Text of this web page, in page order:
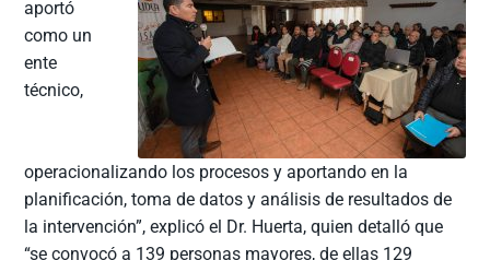
aportó
como un
ente
técnico,
operacionalizando los procesos y aportando en la
planificación, toma de datos y análisis de resultados de
la intervención”, explicó el Dr. Huerta, quien detalló que
“se convocó a 139 personas mayores, de ellas 129